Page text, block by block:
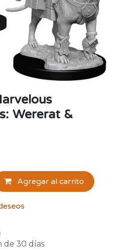
Wererat &
Agregar al carrito
de 30 días